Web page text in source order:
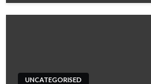
UNCATEGORISED